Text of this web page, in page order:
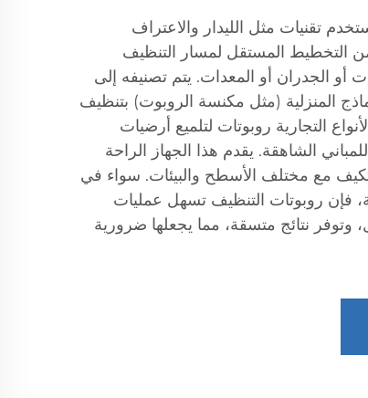
تقنيات مثل الليدار والاعتراف
من التخطيط المستقل لمسار التنظيف
أو الجدران أو المعدات. يتم تصنيفه إلى
المنزلية (مثل مكنسة الروبوت) بتنظيف
التجارية روبوتات لتلميع أرضيات
الشاهقة. يقدم هذا الجهاز الراحة
مع مختلف الأسطح والبيئات. سواء في
فإن روبوتات التنظيف تسهل عمليات
وتوفر نتائج متسقة، مما يجعلها ضرورية